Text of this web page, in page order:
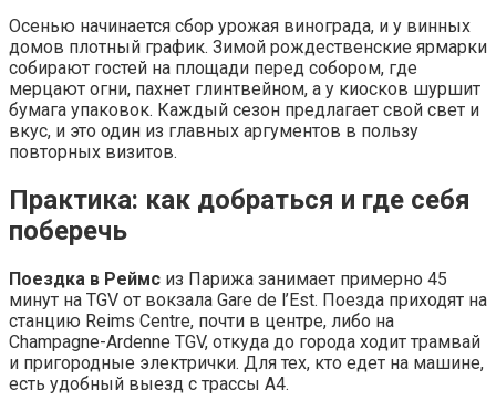
Осенью начинается сбор урожая винограда, и у винных
домов плотный график. Зимой рождественские ярмарки
собирают гостей на площади перед собором, где
мерцают огни, пахнет глинтвейном, а у киосков шуршит
бумага упаковок. Каждый сезон предлагает свой свет и
вкус, и это один из главных аргументов в пользу
повторных визитов.
Практика: как добраться и где себя
поберечь
Поездка в Реймс из Парижа занимает примерно 45
минут на TGV от вокзала Gare de l’Est. Поезда приходят на
станцию Reims Centre, почти в центре, либо на
Champagne-Ardenne TGV, откуда до города ходит трамвай
и пригородные электрички. Для тех, кто едет на машине,
есть удобный выезд с трассы A4.